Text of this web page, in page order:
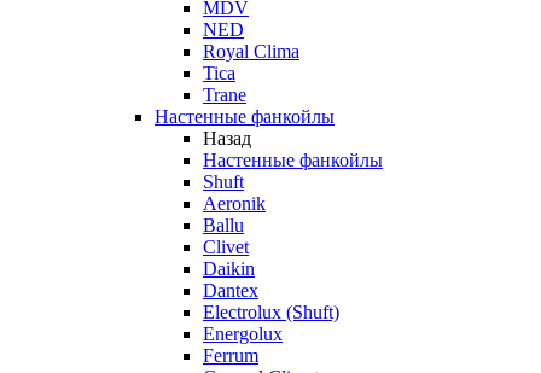
MDV
NED
Royal Clima
Tica
Trane
Настенные фанкойлы
Назад
Настенные фанкойлы
Shuft
Aeronik
Ballu
Clivet
Daikin
Dantex
Electrolux (Shuft)
Energolux
Ferrum